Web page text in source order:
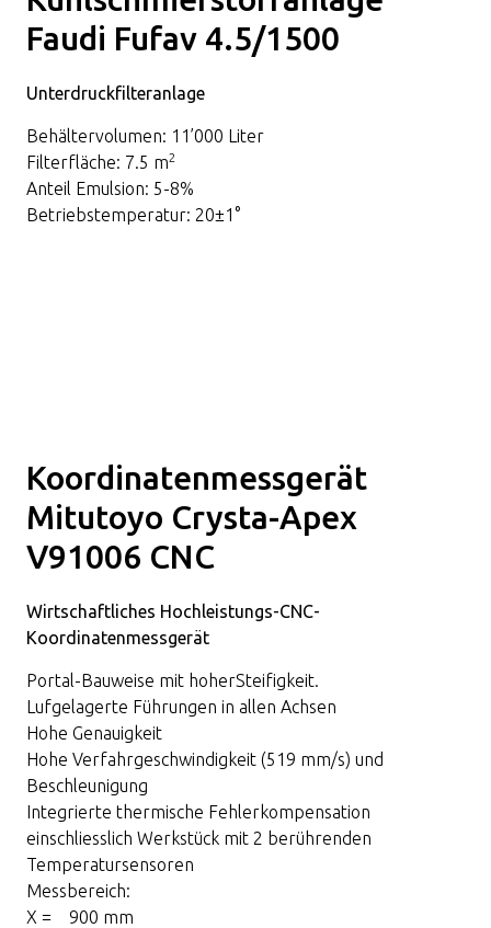
Faudi Fufav 4.5/1500
Unterdruckfilteranlage
Behältervolumen: 11’000 Liter
Filterfläche: 7.5 m2
Anteil Emulsion: 5-8%
Betriebstemperatur: 20±1°
Koordinatenmessgerät
Mitutoyo Crysta-Apex
V91006 CNC
Wirtschaftliches Hochleistungs-CNC-
Koordinatenmessgerät
Portal-Bauweise mit hoherSteifigkeit.
Lufgelagerte Führungen in allen Achsen
Hohe Genauigkeit
Hohe Verfahrgeschwindigkeit (519 mm/s) und
Beschleunigung
Integrierte thermische Fehlerkompensation
einschliesslich Werkstück mit 2 berührenden
Temperatursensoren
Messbereich:
X = 900 mm